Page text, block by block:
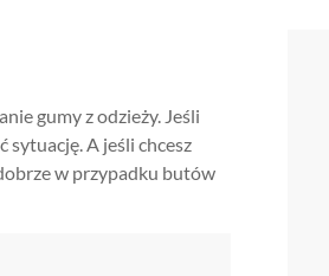
gumy z odzieży. Jeśli
sytuację. A jeśli chcesz
w przypadku butów